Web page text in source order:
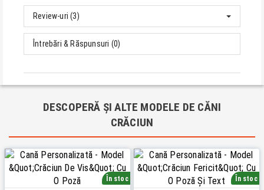
Review-uri (3)
Întrebări & Răspunsuri (0)
DESCOPERĂ ȘI ALTE MODELE DE CĂNI
CRĂCIUN
În stoc În stoc